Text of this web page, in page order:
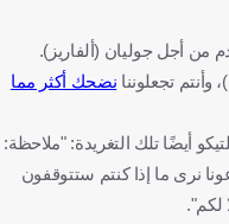
نضحك أكثر مما
أيضًا تلك التغريدة: "ملاحظة:
نرى ما إذا كنتم ستتوقفون
لكم".